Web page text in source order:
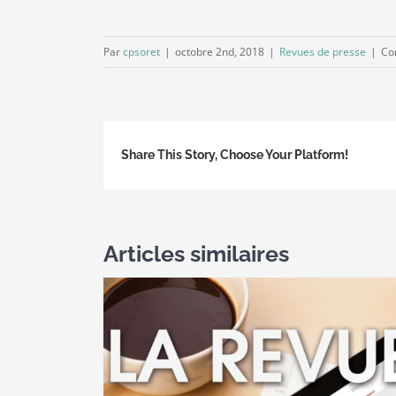
Parcpsoret | octobre 2nd, 2018 | Revues de presse |
Share This Story, Choose Your Platform!
Articles similaires